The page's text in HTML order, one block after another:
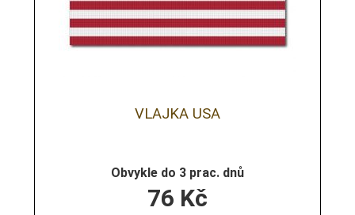
VLAJKA USA
Obvykle do 3 prac. dnů
76 Kč